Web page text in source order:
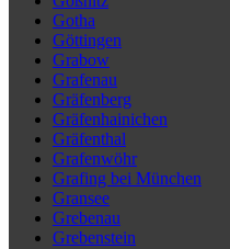
Gotha
Göttingen
Grabow
Grafenau
Gräfenberg
Gräfenhainichen
Gräfenthal
Grafenwöhr
Grafing bei München
Gransee
Grebenau
Grebenstein